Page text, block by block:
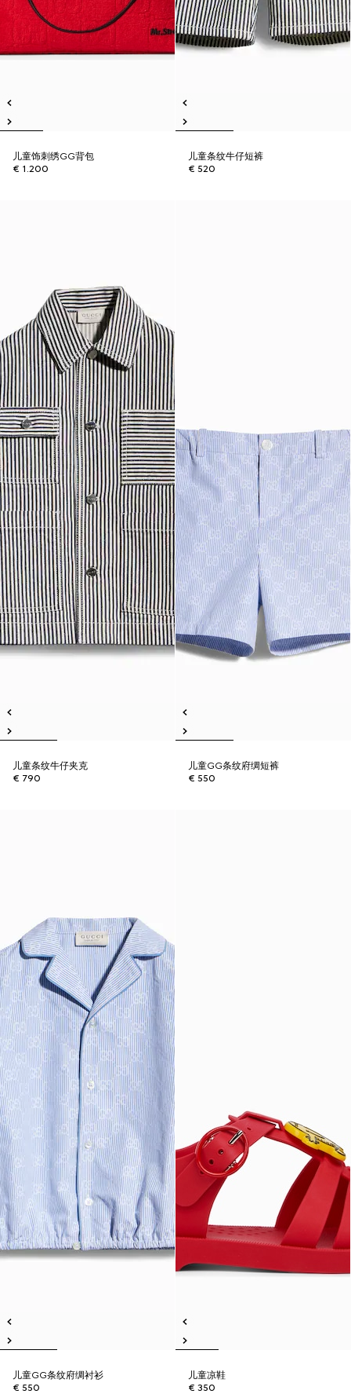
儿童饰刺绣GG背包
€ 1.200
儿童条纹牛仔短裤
€ 520
儿童条纹牛仔夹克
€ 790
儿童GG条纹府绸短裤
€ 550
儿童GG条纹府绸衬衫
€ 550
儿童凉鞋
€ 350